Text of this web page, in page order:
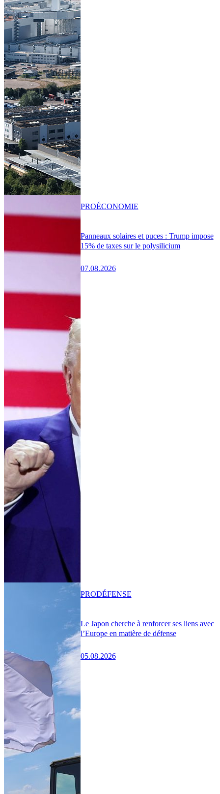
Panneaux solaires et puces : Trump impose
15% de taxes sur le polysilicium
07.08.2026
PROÉCONOMIE
Le Japon cherche à renforcer ses liens avec
l’Europe en matière de défense
05.08.2026
PRODÉFENSE